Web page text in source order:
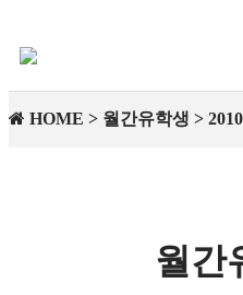
HOME > 월간유학생 >
월간